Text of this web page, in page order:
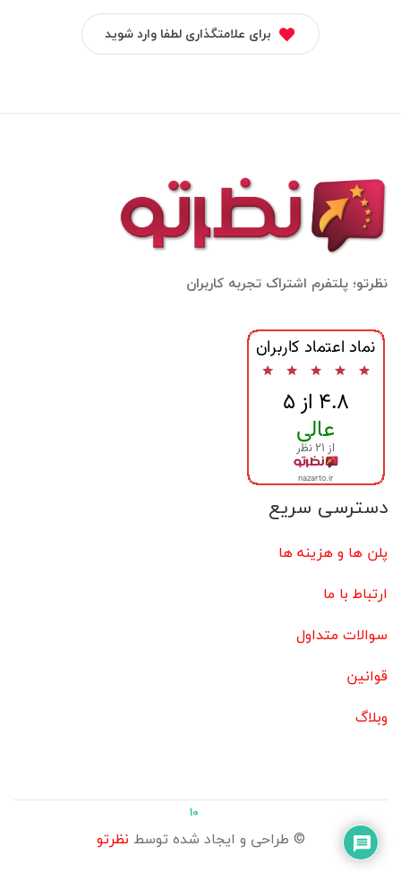
برای علامتگذاری لطفا وارد شوید
نظرتو؛ پلتفرم اشتراک تجربه کاربران
دسترسی سریع
پلن ها و هزینه ها
ارتباط با ما
سوالات متداول
قوانین
وبلاگ
© طراحی و ایجاد شده توسط نظرتو
10